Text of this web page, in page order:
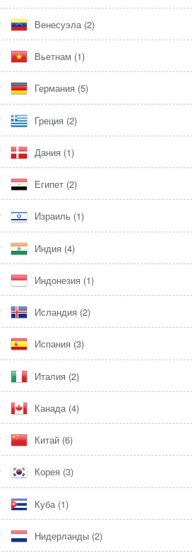
Венесуэла (2)
Вьетнам (1)
Германия (5)
Греция (2)
Дания (1)
Египет (2)
Израиль (1)
Индия (4)
Индонезия (1)
Исландия (2)
Испания (3)
Италия (2)
Канада (4)
Китай (6)
Корея (3)
Куба (1)
Нидерланды (2)